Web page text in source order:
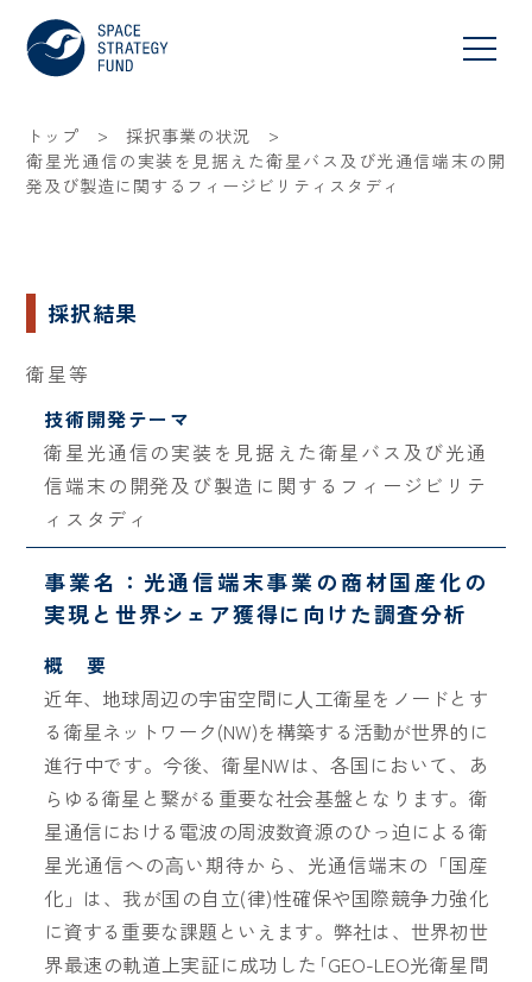
トップ > 採択事業の状況 >
衛星光通信の実装を見据えた衛星バス及び光通信端末の開
発及び製造に関するフィージビリティスタディ
採択結果
衛星等
技術開発テーマ
衛星光通信の実装を見据えた衛星バス及び光通
信端末の開発及び製造に関するフィージビリテ
ィスタディ
事業名：光通信端末事業の商材国産化の
実現と世界シェア獲得に向けた調査分析
概 要
近年、地球周辺の宇宙空間に⼈工衛星をノードとす
る衛星ネットワーク(NW)を構築する活動が世界的に
進行中です。今後、衛星NWは、各国において、あ
らゆる衛星と繋がる重要な社会基盤となります。衛
星通信における電波の周波数資源のひっ迫による衛
星光通信への⾼い期待から、光通信端末の「国産
化」は、我が国の自立(律)性確保や国際競争力強化
に資する重要な課題といえます。弊社は、世界初世
界最速の軌道上実証に成功した｢GEO-LEO光衛星間